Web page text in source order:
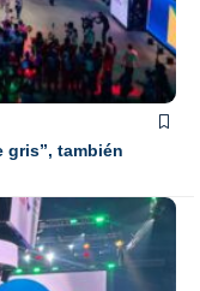
gris”, también